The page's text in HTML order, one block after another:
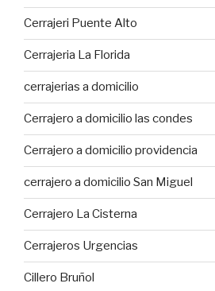
Cerrajeri Puente Alto
Cerrajeria La Florida
cerrajerias a domicilio
Cerrajero a domicilio las condes
Cerrajero a domicilio providencia
cerrajero a domicilio San Miguel
Cerrajero La Cisterna
Cerrajeros Urgencias
Cillero Bruñol